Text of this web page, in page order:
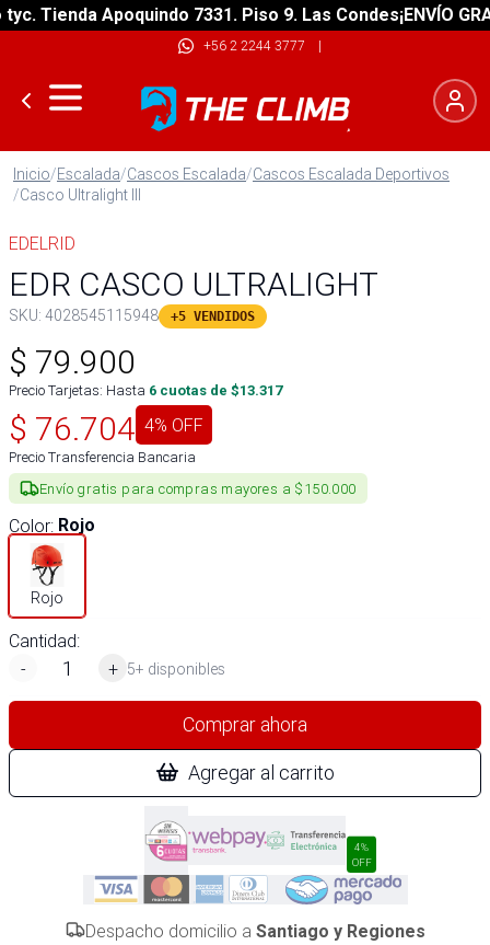
Tienda Apoquindo 7331. Piso 9. Las Condes¡ENVÍO
+56 2 2244 3777 |
Inicio/Escalada/Cascos Escalada/Cascos Escalada Deportivos
/Casco Ultralight III
EDELRID
EDR CASCO ULTRALIGHT
SKU: 4028545115948 +5 VENDIDOS
$ 79.900
Precio Tarjetas: Hasta 6 cuotas de $13.317
$ 76.704 4% OFF
Precio Transferencia Bancaria
Envío gratis para compras mayores a $150.000
Color: Rojo
Rojo
Cantidad:
-
+ 5+ disponibles
Comprar ahora
Agregar al carrito
4%
OFF
Despacho domicilio a Santiago y Regiones